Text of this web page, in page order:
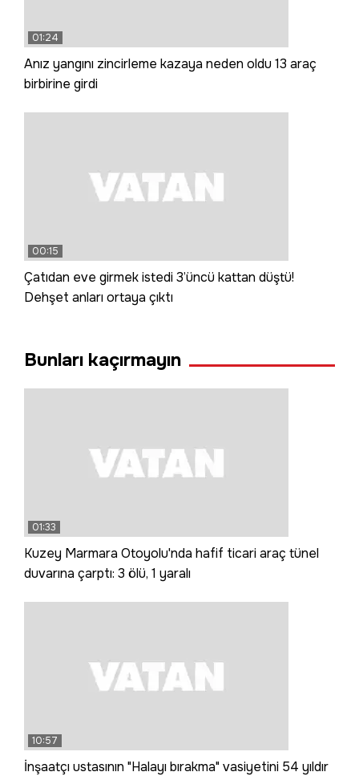
01:24
Anız yangını zincirleme kazaya neden oldu 13 araç
birbirine girdi
00:15
Çatıdan eve girmek istedi 3’üncü kattan düştü!
Dehşet anları ortaya çıktı
Bunları kaçırmayın
01:33
Kuzey Marmara Otoyolu'nda hafif ticari araç tünel
duvarına çarptı: 3 ölü, 1 yaralı
10:57
İnşaatçı ustasının "Halayı bırakma" vasiyetini 54 yıldır